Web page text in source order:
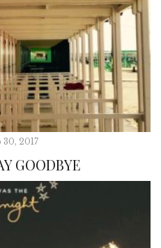
30, 2017
GOODBYE